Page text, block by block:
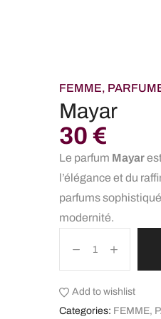
FEMME,
Mayar
30 €
Le parfum Mayar
l’élégance et du
parfums
modernité.
Add to wishlist
Categories: FEMME,